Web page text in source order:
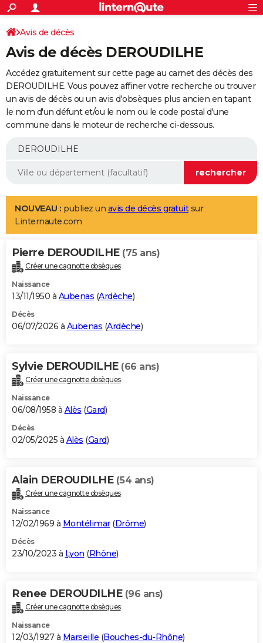
ACTUALITÉS
Politique
Société
Faits Divers
Education
Monde
Villes
+
SPORT
Coupe du monde 2026
Football
Tennis
Cyclisme
Rugby
Forum
Programme TV
TNT
Streaming
Cinéma
Sorties cinéma
Musique
+
FINANCE
Impôts
Immobilier
Risques naturels par ville
Banque
Assurance
Crédit
AUTO
Essais
Réserver un essai
Citadines
Berlines
SUV
Forum auto
+
Mobiles
Meilleur smartphone
Internet
Ordinateurs
Jeux vidéo
Guide high-tech
Aménagement intérieur
LIFESTYLE
Art de vivre
Bien-être
Loisirs
Mode
Modes de vie
Alimentation
Guide de la santé
Maladies
Médicaments
Sommeil
VOYAGE
Destinations
City break
Voyage nature
Voyage de noces
Forum
Climat
+PHOTO
GUIDES D'ACHAT
BONS PLANS
Carte de Noël
Carte Bonne année
Carte Saint-Valentin
Carte Pâques
Carte d'anniversaire
DICTIONNAIRE
Dictionnaire
Biographies
Citations
Expressions
Proverbes
PROGRAMME TV
S'inscrire
Se connecter
Lycées
Collèges
Primaires
Universités
Entreprises
Service militaire
Avis de recherche
AVIS DE DÉCÈS
Bricolage
Lifestyle
Culture
Sport
Auto
Television
Voyage
Cinema
Avis de décès
Avis de décès DEROUDILHE
Accédez gratuitement sur cette page au carnet des décès des
DEROUDILHE. Vous pouvez affiner votre recherche ou trouver
un avis de décès ou un avis d'obsèques plus ancien en tapant
le nom d'un défunt et/ou le nom ou le code postal d'une
commune dans le moteur de recherche ci-dessous.
NOUVEAU : publiez un avis de décès gratuitsur
Linternaute.com
Pierre DEROUDILHE (75 ans)
Créer une cagnotte obsèques
Naissance
13/11/1950 à Aubenas (Ardèche)
Décès
06/07/2026 à Aubenas (Ardèche)
Sylvie DEROUDILHE (66 ans)
Créer une cagnotte obsèques
Naissance
06/08/1958 à Alès (Gard)
Décès
02/05/2025 à Alès (Gard)
Alain DEROUDILHE (54 ans)
Créer une cagnotte obsèques
Naissance
12/02/1969 à Montélimar(Drôme)
Décès
23/10/2023 à Lyon (Rhône)
Renee DEROUDILHE (96 ans)
Créer une cagnotte obsèques
Naissance
12/03/1927 à Marseille (Bouches-du-Rhône)